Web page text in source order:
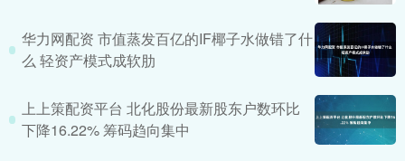
华力网配资 市值蒸发百亿的IF椰子水做错了什
么 轻资产模式成软肋
上上策配资平台 北化股份最新股东户数环比
下降16.22% 筹码趋向集中